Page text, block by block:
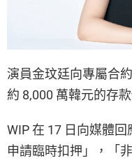
演員金玟廷向專屬合
約 8,000 萬韓元的存
WIP 在 17 日向媒體
申請臨時扣押」，「